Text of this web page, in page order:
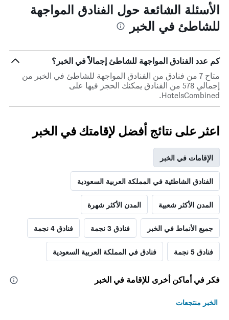
الأسئلة الشائعة حول الفنادق المواجهة
للشاطئ في الخبر
كم عدد الفنادق المواجهة للشاطئ إجمالاً في الخبر؟
متاح 7 من فنادق من الفنادق المواجهة للشاطئ في الخبر من
إجمالي 578 من الفنادق يمكنك الحجز فيها على
HotelsCombined.
اعثر على نتائج أفضل لإقامتك في الخبر
الإقامات في الخبر
الفنادق الشاطئية في المملكة العربية السعودية
المدن الأكثر شعبية المدن الأكثر شهرة
جميع الأنماط في الخبر فنادق 3 نجمة فنادق 4 نجمة
فنادق 5 نجمة فنادق في المملكة العربية السعودية
فكر في أماكن أخرى للإقامة في الخبر
الخبر منتجعات